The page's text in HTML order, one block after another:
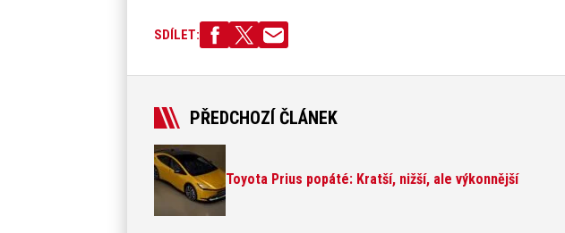
SDÍLET:
PŘEDCHOZÍ ČLÁNEK
Toyota Prius popáté: Kratší, nižší, ale výkonnější